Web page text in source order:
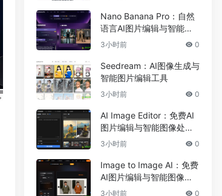
Nano Banana Pro：自然
语言AI图片编辑与智能图
像处理工具
3小时前 0
Seedream：AI图像生成与
智能图片编辑工具
3小时前 0
AI Image Editor：免费AI
图片编辑与智能图像处理
工具
3小时前 0
Image to Image AI：免费
AI图片编辑与智能图像处
理工具
3小时前 0